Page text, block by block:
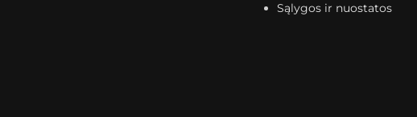
Sąlygos ir nuostatos